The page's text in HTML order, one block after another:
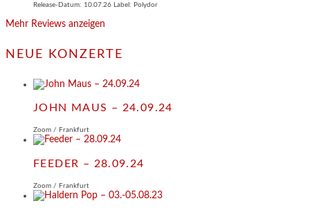
Release-Datum: 10.07.26 Label: Polydor
Mehr Reviews anzeigen
NEUE KONZERTE
JOHN MAUS – 24.09.24
Zoom / Frankfurt
FEEDER – 28.09.24
Zoom / Frankfurt